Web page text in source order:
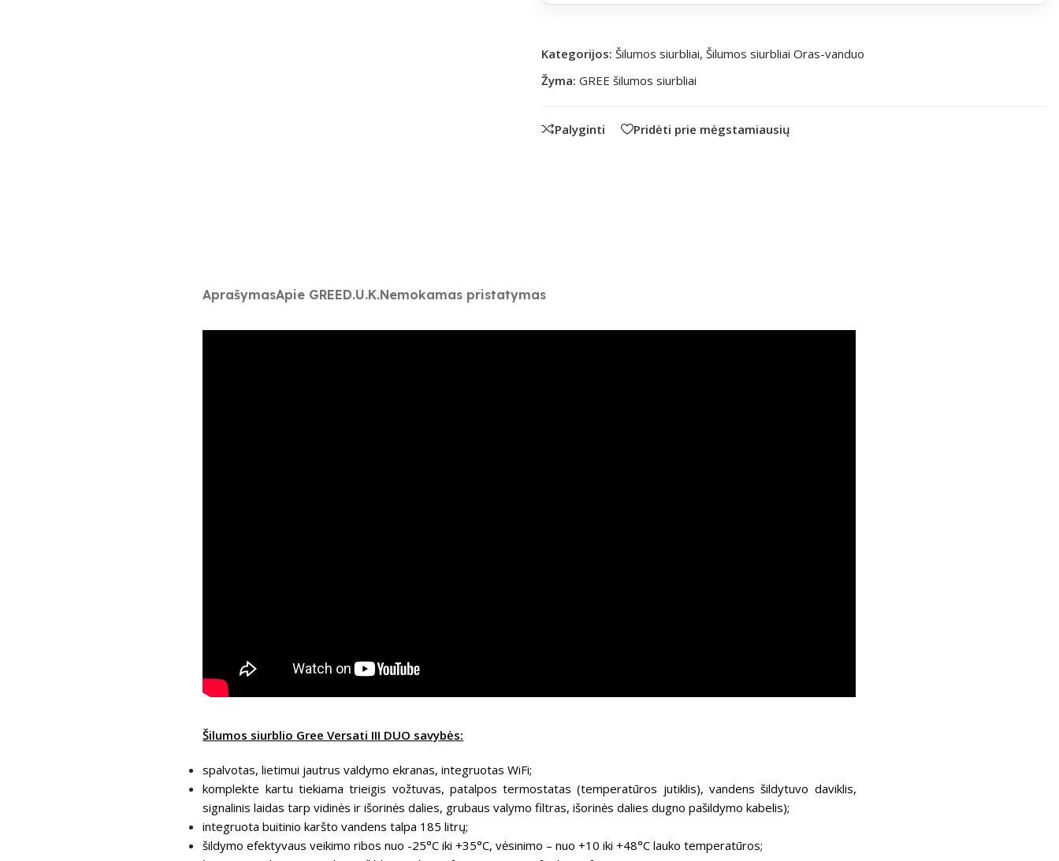
Kategorijos: Šilumos siurbliai, Šilumos siurbliai Oras-vanduo
Žyma: GREE šilumos siurbliai
Palyginti Pridėti prie mėgstamiausių
AprašymasApie GREED.U.K.Nemokamas pristatymas
Šilumos siurblio Gree Versati III DUO savybės:
spalvotas, lietimui jautrus valdymo ekranas, integruotas WiFi;
komplekte kartu tiekiama trieigis vožtuvas, patalpos termostatas (temperatūros jutiklis), vandens šildytuvo daviklis,
signalinis laidas tarp vidinės ir išorinės dalies, grubaus valymo filtras, išorinės dalies dugno pašildymo kabelis);
integruota buitinio karšto vandens talpa 185 litrų;
šildymo efektyvaus veikimo ribos nuo -25°C iki +35°C, vėsinimo – nuo +10 iki +48°C lauko temperatūros;